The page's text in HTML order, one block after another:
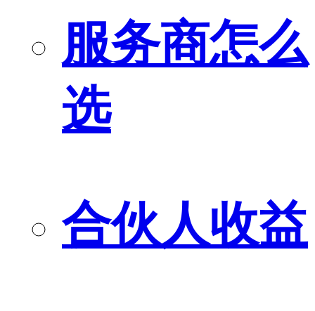
服务商怎么
选
合伙人收益